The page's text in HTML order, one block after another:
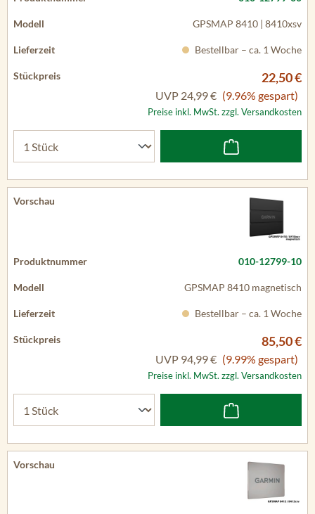
GPSMAP 8410 | 8410xsv
Bestellbar – ca. 1 Woche
22,50 €
UVP 24,99 € (9.96% gespart)
Preise inkl. MwSt. zzgl. Versandkosten
010-12799-10
GPSMAP 8410 magnetisch
Bestellbar – ca. 1 Woche
85,50 €
UVP 94,99 € (9.99% gespart)
Preise inkl. MwSt. zzgl. Versandkosten